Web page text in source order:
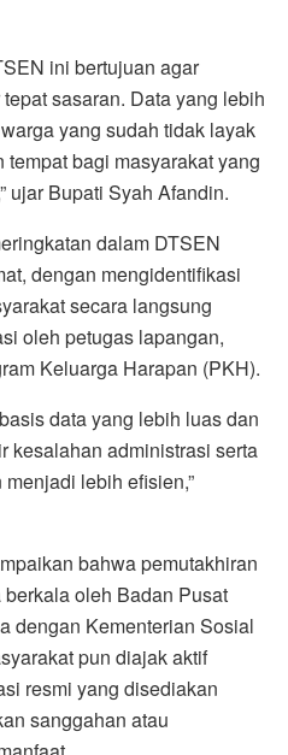
ini bertujuan agar
sasaran. Data yang lebih
yang sudah tidak layak
bagi masyarakat yang
ujar Bupati Syah Afandin.
dalam DTSEN
dengan mengidentifikasi
secara langsung
oleh petugas lapangan,
Keluarga Harapan (PKH).
data yang lebih luas dan
kesalahan administrasi serta
lebih efisien,”
bahwa pemutakhiran
oleh Badan Pusat
dengan Kementerian Sosial
pun diajak aktif
resmi yang disediakan
sanggahan atau